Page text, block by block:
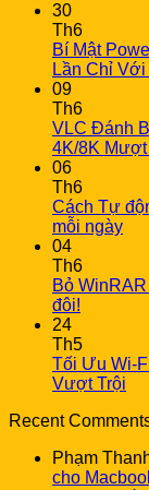
30
Th6
Bí Mật
Lần Chỉ Với
09
Th6
VLC Đánh
4K/8K Mượt
06
Th6
Cách Tự
mỗi ngày
04
Th6
Bỏ
đôi!
24
Th5
Tối Ưu Wi-
Vượt Trội
Recent
Phạm
cho